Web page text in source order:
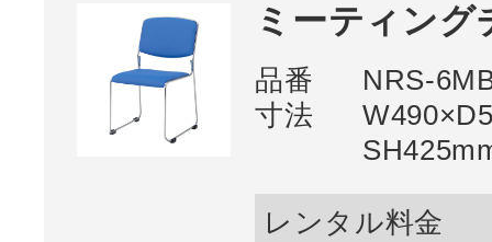
ミーティン
品番
NRS-
寸法
レンタル料金